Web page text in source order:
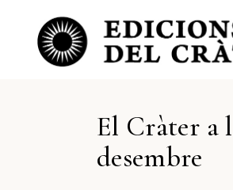
El Cràter a
desembre